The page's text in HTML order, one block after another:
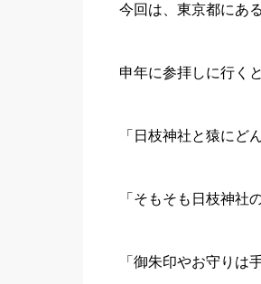
今回は、東京都にあ
申年に参拝しに行く
「日枝神社と猿にど
「そもそも日枝神社
「御朱印やお守りは